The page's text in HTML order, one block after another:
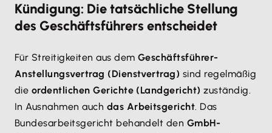
Kündigung: Die tatsächliche Stellung
des Geschäftsführers entscheidet
Für Streitigkeiten aus dem Geschäftsführer-
Anstellungsvertrag (Dienstvertrag) sind regelmäßig
die ordentlichen Gerichte (Landgericht)zuständig.
In Ausnahmen auch das Arbeitsgericht. Das
Bundesarbeitsgericht behandelt den GmbH-